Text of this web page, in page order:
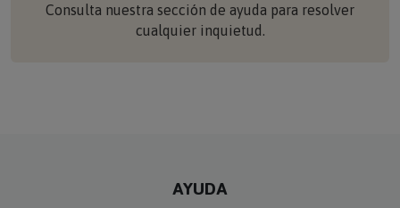
Consulta nuestra sección de ayuda para resolver
cualquier inquietud.
AYUDA